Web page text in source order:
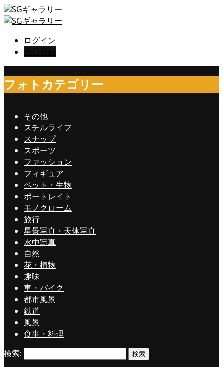
ログイン
フォトカテゴリー
その他
スチルライフ
スナップ
スポーツ
ファッション
フィギュア
ペット・生物
ポートレイト
モノクローム
旅行
星景写真・天体写真
水中写真
自然
花・植物
趣味
車・バイク
都市風景
鉄道
風景
食事・料理
検索: